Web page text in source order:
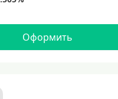
Оформить